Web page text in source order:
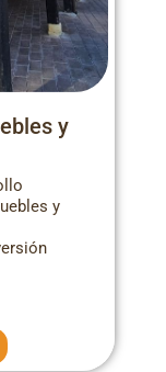
y
y